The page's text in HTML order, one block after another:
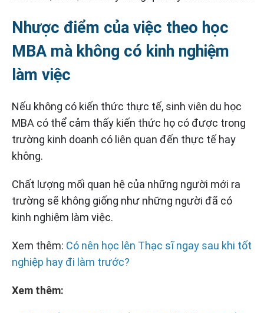
Nhược điểm của việc theo học
MBA mà không có kinh nghiệm
làm việc
Nếu không có kiến ​​thức thực tế, sinh viên du học
MBA có thể cảm thấy kiến ​​thức họ có được trong
trường kinh doanh có liên quan đến thực tế hay
không.
Chất lượng mối quan hệ của những người mới ra
trường sẽ không giống như những người đã có
kinh nghiệm làm việc.
Xem thêm: Có nên học lên Thạc sĩ ngay sau khi tốt
nghiệp hay đi làm trước?
Xem thêm: